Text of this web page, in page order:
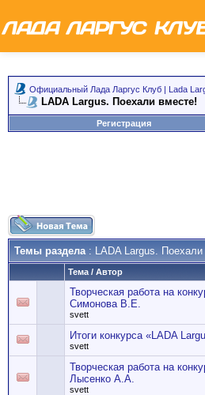
Официальный Лада Ларгус Клуб | Lada
LADA Largus. Поехали вместе!
Регистрация
Темы раздела: LADA Largus. Поехали
Тема / Автор
Творческая работа на
Симонова В.Е.
svett
Итоги конкурса «LADA
svett
Творческая работа на
Лысенко А.А.
svett